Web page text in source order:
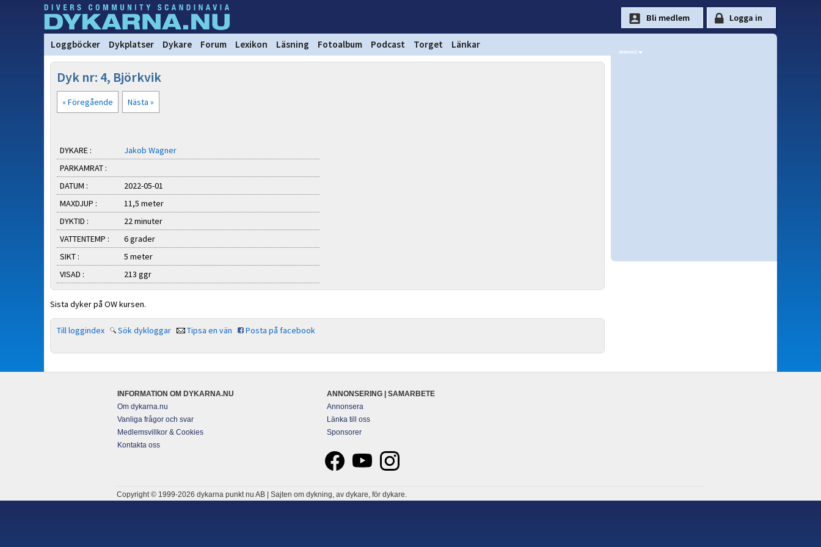
Loggböcker Dykplatser Dykare Forum Lexikon Läsning Fotoalbum Podcast Torget Länkar
Dyk nr: 4, Björkvik
« Föregående Nästa »
DYKARE :
Jakob Wagner
PARKAMRAT :
DATUM :
2022-05-01
MAXDJUP :
11,5 meter
DYKTID :
22 minuter
VATTENTEMP :
6 grader
SIKT :
5 meter
VISAD :
213 ggr
Sista dyker på OW kursen.
Till loggindex Sök dykloggar Tipsa en vän Posta på facebook
INFORMATION OM DYKARNA.NU
Om dykarna.nu
Vanliga frågor och svar
Medlemsvillkor & Cookies
Kontakta oss
ANNONSERING | SAMARBETE
Annonsera
Länka till oss
Sponsorer
Copyright © 1999-2026 dykarna punkt nu AB | Sajten om dykning, av dykare, för dykare.